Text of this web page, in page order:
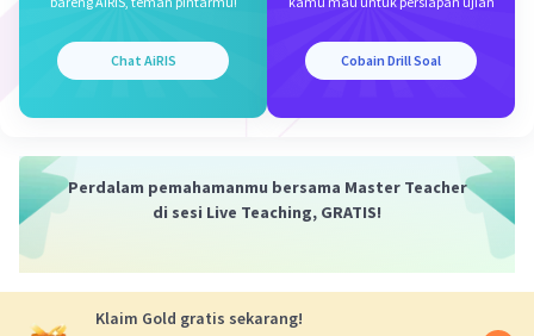
Chat AiRIS Cobain Drill Soal
Perdalam pemahamanmu bersama Master Teacher
di sesi Live Teaching, GRATIS!
Klaim Gold gratis sekarang!